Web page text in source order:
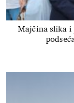
Majčina slika i